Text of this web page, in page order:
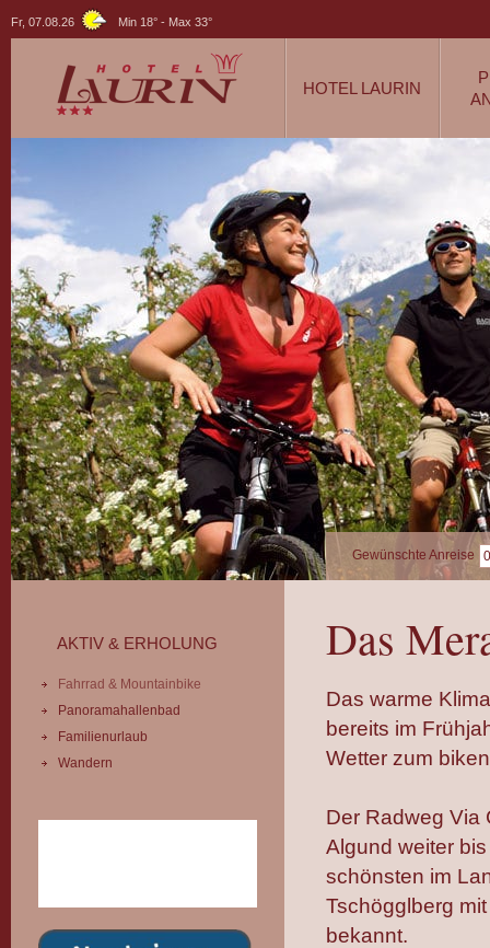
Das
Das warme
bereits im
Wetter zum
Der Radweg Via
Algund weiter
schönsten im
Tschögglberg
bekannt.
AKTIV & ERHOLUNG
Fahrrad & Mountainbike
Panoramahallenbad
Familienurlaub
Wandern
HOTEL LAURIN
Fr, 07.08.26 Min 18° - Max 33°
Gewünschte Anreise